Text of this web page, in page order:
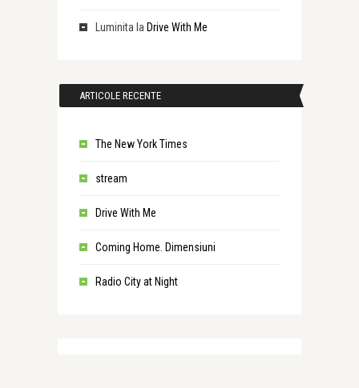
Luminita la Drive With Me
ARTICOLE RECENTE
The New York Times
stream
Drive With Me
Coming Home. Dimensiuni
Radio City at Night